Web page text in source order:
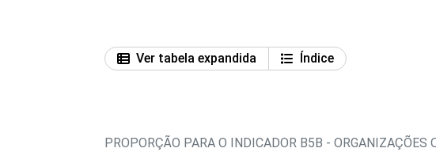
Ver tabela expandida
Índice
PROPORÇÃO PARA O INDICADOR B5B - ORGANIZAÇÕES